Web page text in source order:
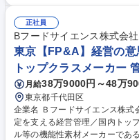
■既存事業の構造改革、バリュ
ェクトのドライブ（高度PMO・
オファリングの開発と市場展開
業本部・他プラクティス・外部
ング、採用、育成への中核的関与 募集職種 ★法人営業経験歓迎【東
新規事業創出・グロース/経営実
正社員
Bフードサイエンス株式会社
東京【FP&A】経営の意
トップクラスメーカー
月給38万9000円～48万
東京都千代田区
企業名 Ｂフードサイエンス株式会社 求人名 東京【FP&A】経営
定を支える経営管理／国内トップクラスメーカ
ル等の機能性素材メーカーであ